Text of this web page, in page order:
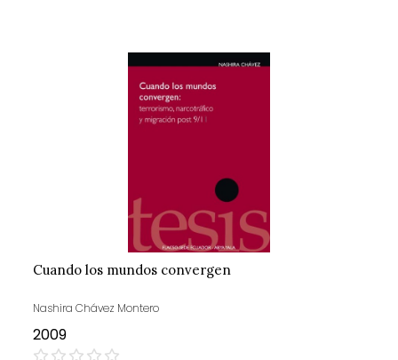
Cuando los mundos convergen
Nashira Chávez Montero
2009